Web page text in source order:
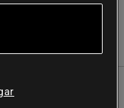
kombinerar